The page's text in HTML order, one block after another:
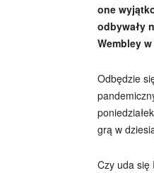
one
odbywały
Wembley
Odbędzie
grą w
Czy uda się